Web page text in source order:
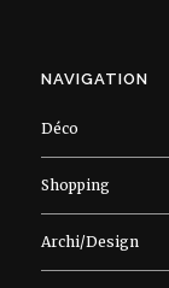
NAVIGATION
Déco
Shopping
Archi/Design